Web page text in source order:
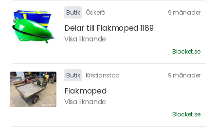
Butik Öckerö 9 månader
Delar till Flakmoped 1189
Visa liknande
Blocket.se
Butik Kristianstad 9 månader
Flakmoped
Visa liknande
Blocket.se